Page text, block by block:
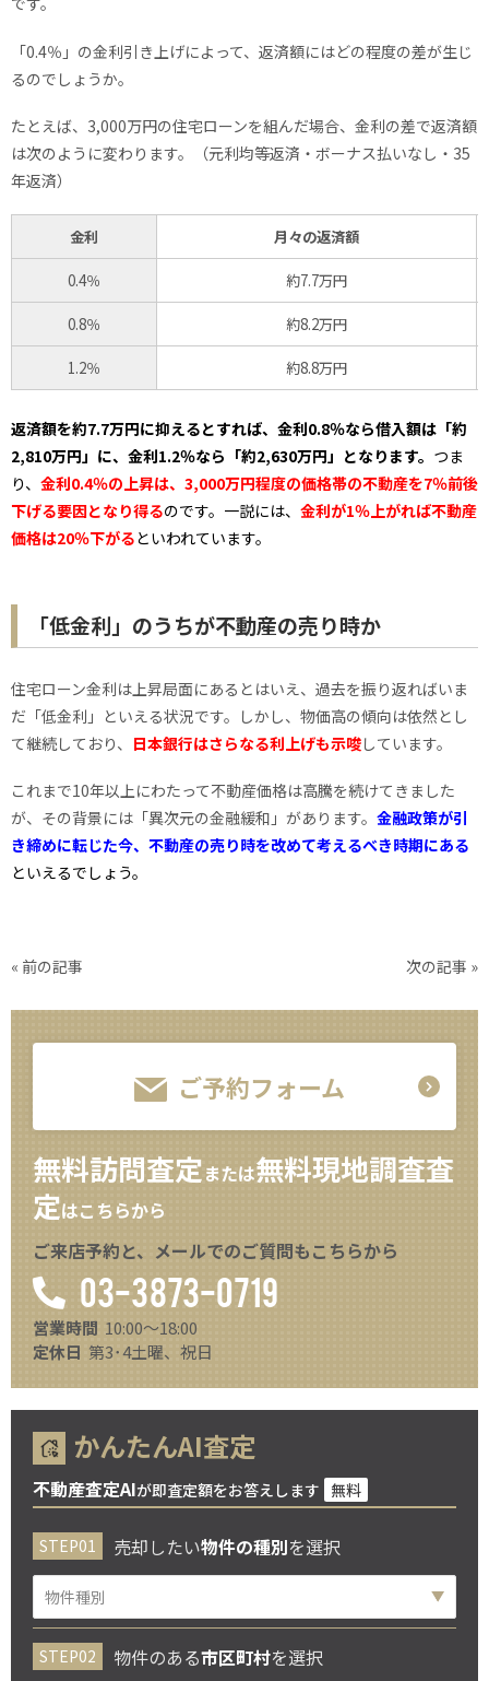
「0.4％」の金利引き上げによって、返済額にはどの程度の差が生じ
るのでしょうか。
たとえば、3,000万円の住宅ローンを組んだ場合、金利の差で返済額
は次のように変わります。（元利均等返済・ボーナス払いなし・35
年返済）
金利 月々の返済額
0.4％ 約7.7万円
0.8％ 約8.2万円
1.2％ 約8.8万円
返済額を約7.7万円に抑えるとすれば、金利0.8％なら借入額は「約
2,810万円」に、金利1.2％なら「約2,630万円」となります。 つま
り、 金利0.4％の上昇は、3,000万円程度の価格帯の不動産を7％前後
下げる要因となり得るのです。一説には、 金利が1％上がれば不動産
価格は20％下がるといわれています。
「低金利」のうちが不動産の売り時か
住宅ローン金利は上昇局面にあるとはいえ、過去を振り返ればいま
だ「低金利」といえる状況です。しかし、物価高の傾向は依然とし
て継続しており、 日本銀行はさらなる利上げも示唆しています。
これまで10年以上にわたって不動産価格は高騰を続けてきました
が、その背景には「異次元の金融緩和」があります。 金融政策が引
き締めに転じた今、不動産の売り時を改めて考えるべき時期にある
といえるでしょう。
« 前の記事 次の記事 »
ご予約フォーム
無料訪問査定または無料現地調査査
定はこちらから
ご来店予約と、メールでのご質問もこちらから
03-3873-0719
営業時間 10:00～18:00
定休日 第3･4土曜、祝日
かんたんAI査定
不動産査定AIが即査定額をお答えします 無料
売却したい物件の種別を選択
物件のある市区町村を選択